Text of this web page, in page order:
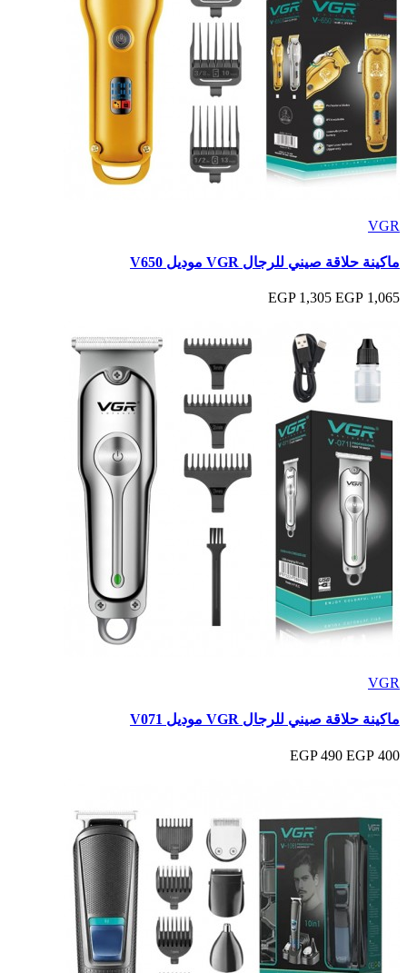
VGR
ماكينة حلاقة صيني للرجال VGR موديل V650
1,065 EGP
1,305 EGP
VGR
ماكينة حلاقة صيني للرجال VGR موديل V071
400 EGP
490 EGP